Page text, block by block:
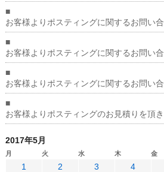
■
お客様よりポスティングに関するお問い
■
お客様よりポスティングに関するお問い
■
お客様よりポスティングに関するお問い
■
お客様よりポスティングのお見積りを頂き
2017年5月
月 火 水 木 金
1 2 3 4